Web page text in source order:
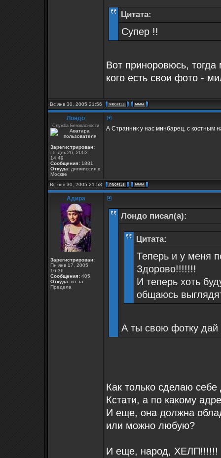
Цитата:
Супер !!
Вот приноровюсь,
кого есть свои фото -
Вс янв 30, 2005 21:56
Лондо
Служба Безопасности
Зарегистрирован:
Пт дек 26, 2003
14:49
Сообщения: 1881
Откуда: дипмиссия в
Москве
А Странник у нас минбарец, с костным
Вс янв 30, 2005 21:58
Адира
Зарегистрирован:
Пн янв 17, 2005
16:36
Сообщения: 405
Откуда: из-за
Предела
Лондо писал(а):
Цитата:
Теперь и у меня
Здорово!!!!!!!
И теперь хоть
общаюсь
А ты свою фотку дай
Как только сделаю
Кстати, а по какому
И еще, она должна
или можно любую?
И еще, народ, ХЕЛП!!!!!!